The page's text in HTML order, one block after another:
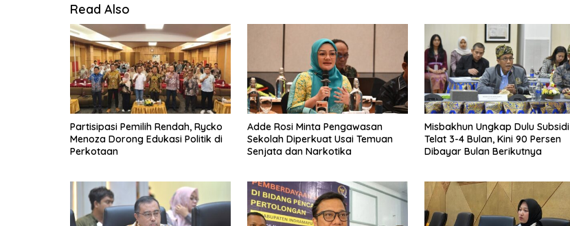
Read Also
Partisipasi Pemilih Rendah, Rycko
Menoza Dorong Edukasi Politik di
Perkotaan
Adde Rosi Minta Pengawasan
Sekolah Diperkuat Usai Temuan
Senjata dan Narkotika
Misbakhun Ungkap Dulu Subsidi
Telat 3-4 Bulan, Kini 90 Persen
Dibayar Bulan Berikutnya